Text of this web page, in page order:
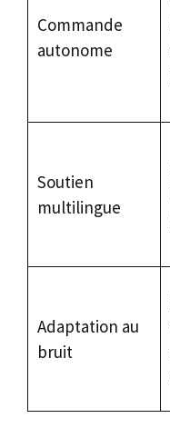
Commande
autonome
Soutien
multilingue
Adaptation au
bruit